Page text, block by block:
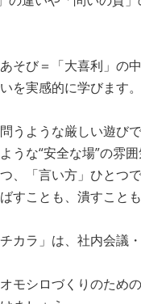
そび＝「大喜利」の
を実感的に学びます。
うような厳しい遊び
うな“安全な場”の雰
、「言い方」ひとつ
すことも、潰すことも
カラ」は、社内会議
モシロづくりのた